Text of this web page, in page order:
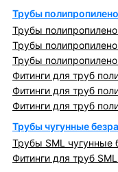
Трубы
Трубы
Трубы
Трубы
Фитинги для труб
Фитинги для труб
Фитинги для труб
Трубы чугунные
Трубы SML чугунные
Фитинги для труб